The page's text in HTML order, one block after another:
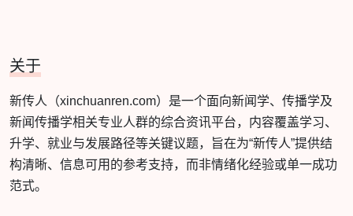
关于
新传人（xinchuanren.com）是一个面向新闻学、传播学及
新闻传播学相关专业人群的综合资讯平台，内容覆盖学习、
升学、就业与发展路径等关键议题，旨在为“新传人”提供结
构清晰、信息可用的参考支持，而非情绪化经验或单一成功
范式。